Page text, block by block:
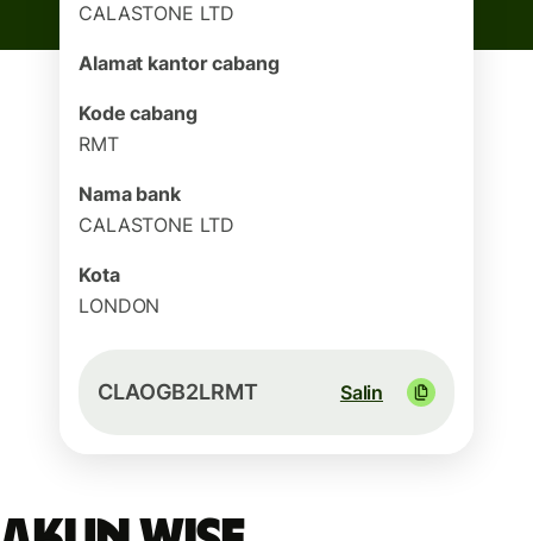
CALASTONE LTD
Alamat kantor cabang
Kode cabang
RMT
Nama bank
CALASTONE LTD
Kota
LONDON
CLAOGB2LRMT Salin